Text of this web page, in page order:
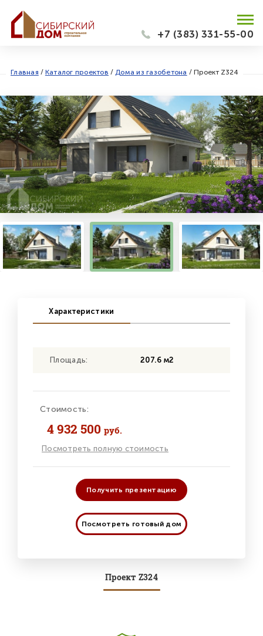
+7 (383) 331-55-00
Главная / Каталог проектов / Дома из газобетона / Проект Z324
Характеристики
Площадь: 207.6 м2
Стоимость:
4 932 500 руб.
Посмотреть полную стоимость
Получить презентацию
Посмотреть готовый дом
Проект Z324